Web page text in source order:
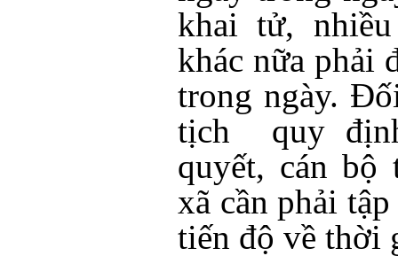
khai tử,
khác nữa phải
trong ngày.
tịch quy
quyết, cán bộ
xã cần phải
tiến độ về thời